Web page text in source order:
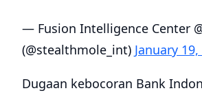
— Fusion Intelligence Center
(@stealthmole_int) January
Dugaan kebocoran Bank